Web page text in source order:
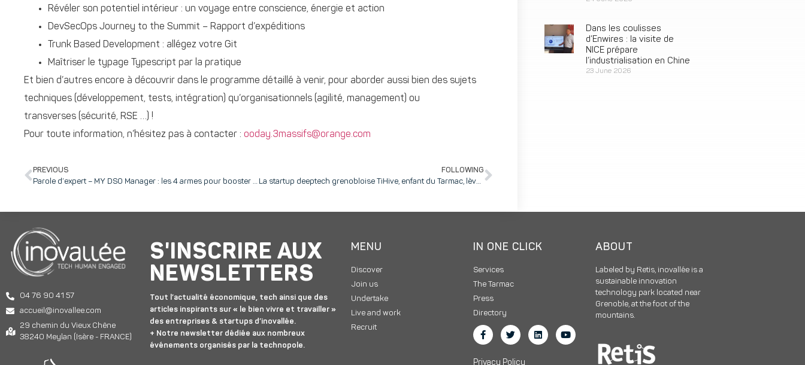
Révéler son potentiel intérieur : un voyage entre conscience, énergie et action
DevSecOps Journey to the Summit – Rapport d’expéditions
Trunk Based Development : allégez votre Git
Maîtriser le typage Typescript par la pratique
Et bien d’autres encore à découvrir dans le programme détaillé à venir, pour aborder aussi bien des sujets
techniques (développement, tests, intégration) qu’organisationnels (agilité, management) ou
transverses (sécurité, RSE …) !
Pour toute information, n’hésitez pas à contacter : ooday.3massifs@orange.com
PREVIOUS
FOLLOWING
La startup deeptech grenobloise TiHive, enfant du Tarmac, lève 8 millions d’euros pour accélérer son expansion mondiale dans le contrôle qualité industriel
Dans les coulisses
d’Enwires : la visite de
NICE prépare
l’industrialisation en Chine
23 June 2026
04 76 90 41 57
accueil@inovallee.com
29 chemin du Vieux Chêne
38240 Meylan (Isère - FRANCE)
S'INSCRIRE AUX
NEWSLETTERS
Tout l’actualité économique, tech ainsi que des
articles inspirants sur « le bien vivre et travailler »
des entreprises & startups d’inovallée.
+ Notre newsletter dédiée aux nombreux
événements organisés par la technopole.
MENU
Discover
Join us
Undertake
Live and work
Recruit
IN ONE CLICK
Services
The Tarmac
Press
Directory
Privacy Policy
ABOUT
Labeled by Retis, inovallée is a
sustainable innovation
technology park located near
Grenoble, at the foot of the
mountains.